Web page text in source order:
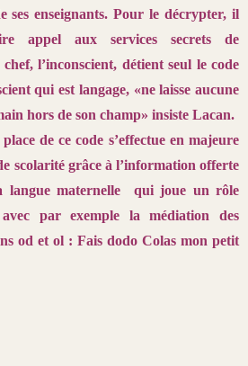
ses enseignants. Pour le décrypter, il
appel aux services secrets de
l’inconscient, détient seul le code
qui est langage, «ne laisse aucune
hors de son champ» insiste Lacan.
de ce code s’effectue en majeure
scolarité grâce à l’information offerte
langue maternelle qui joue un rôle
par exemple la médiation des
od et ol : Fais dodo Colas mon petit